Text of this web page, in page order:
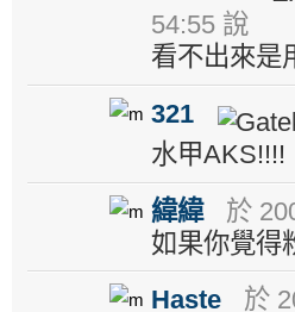
54:55 說
看不出來是
321
水甲AKS!!!!
緯緯
於
如果你覺得
Haste
於